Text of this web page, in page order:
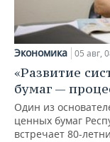
Экономика 05 авг,
«Развитие
бумаг —
Один из
ценных бумаг
встречает 80-